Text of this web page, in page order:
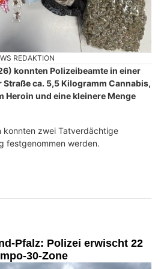
REDAKTION
konnten Polizeibeamte in einer
ca. 5,5 Kilogramm Cannabis,
Heroin und eine kleinere Menge
konnten zwei Tatverdächtige
festgenommen werden.
Pfalz: Polizei erwischt 22
30-Zone